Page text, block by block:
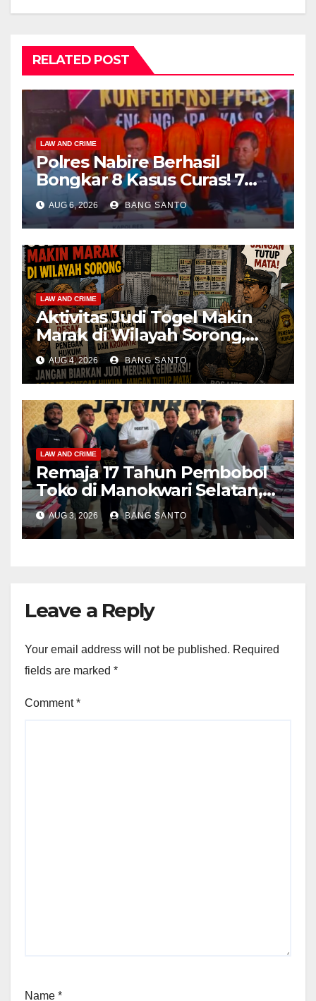
RELATED POST
LAW AND CRIME
Polres Nabire Berhasil
Bongkar 8 Kasus Curas! 7
Pelaku Ditangkap, 62 Motor
Kembali Diamankan
AUG 6, 2026 BANG SANTO
LAW AND CRIME
Aktivitas Judi Togel Makin
Marak di Wilayah Sorong,
Warga Desak Aparat Segera
Tangkap Bandar Luis dan
Kroninya
AUG 4, 2026 BANG SANTO
LAW AND CRIME
Remaja 17 Tahun Pembobol
Toko di Manokwari Selatan,
Akhirnya Diamankan Tim
Jatanras Polda Papua Barat
AUG 3, 2026 BANG SANTO
Leave a Reply
Your email address will not be published. Required
fields are marked *
Comment*
Name *